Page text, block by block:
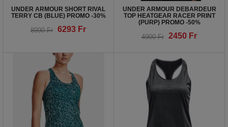
UNDER ARMOUR SHORT RIVAL
TERRY CB (BLUE) PROMO -30%
8990Fr 6293 Fr
UNDER ARMOUR DEBARDEUR
TOP HEATGEAR RACER PRINT
(PURP) PROMO -50%
4900Fr 2450 Fr